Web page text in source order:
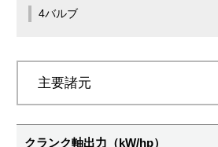
4バルブ
主要諸元
クランク軸出力（kW/hp）